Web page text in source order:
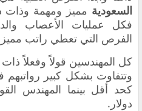
السعودية
فكل عمليات الأعصاب
الفرص التي تعطي راتب
كل المهندسين قولاً وفعلاً
دولار.